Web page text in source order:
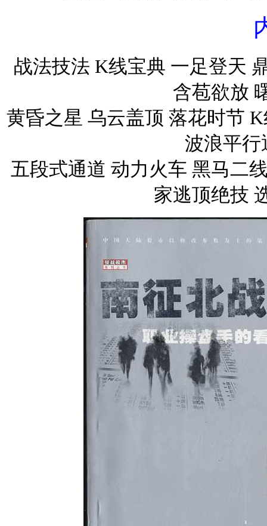
战法技法 K线宝典 一足登天
含苞欲放
黄昏之星 乌云盖顶 落花时节
波浪平行
五段式通道 动力火车 黑马二
家逃顶绝技